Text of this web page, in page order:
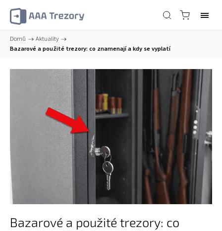
Domů / Aktuality /
Bazarové a použité trezory: co znamenají a kdy se vyplatí
Bazarové a použité trezory: co